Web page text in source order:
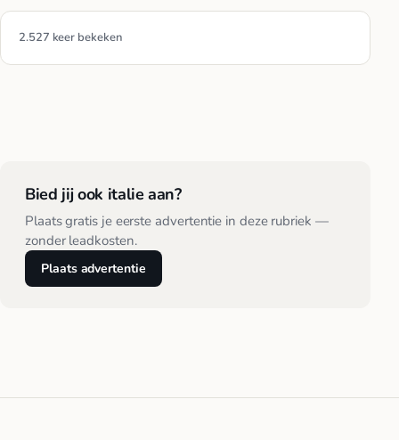
2.527 keer bekeken
Bied jij ook italie aan?
Plaats gratis je eerste advertentie in deze rubriek —
zonder leadkosten.
Plaats advertentie